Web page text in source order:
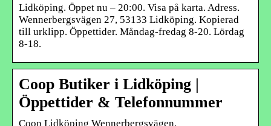
Lidköping. Öppet nu – 20:00. Visa på karta. Adress.
Wennerbergsvägen 27, 53133 Lidköping. Kopierad
till urklipp. Öppettider. Måndag-fredag 8-20. Lördag
8-18.
Coop Butiker i Lidköping |
Öppettider & Telefonnummer
Coop Lidköping Wennerbergsvägen.